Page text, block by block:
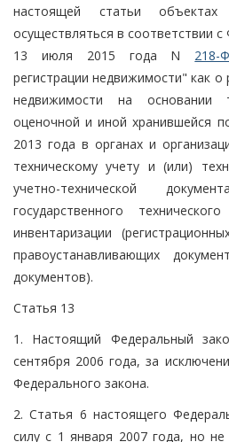
настоящей статьи
осуществляться в соответствии
13 июля 2015 года N 218-
регистрации недвижимости" как
недвижимости на основании
оценочной и иной хранившейся
2013 года в органах и
техническому учету и (или)
учетно-технической
государственного
инвентаризации
правоустанавливающих
документов).
Статья 13
1. Настоящий Федеральный
сентября 2006 года, за
Федерального закона.
2. Статья 6 настоящего
силу с 1 января 2007 года, но